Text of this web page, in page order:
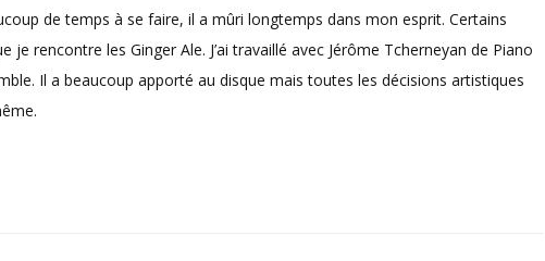
de temps à se faire, il a mûri longtemps dans mon esprit. Certains
rencontre les Ginger Ale. J’ai travaillé avec Jérôme Tcherneyan de Piano
Il a beaucoup apporté au disque mais toutes les décisions artistiques